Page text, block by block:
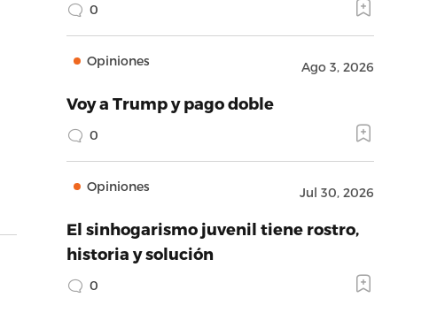
0
Opiniones Ago 3, 2026
Voy a Trump y pago doble
0
Opiniones Jul 30, 2026
El sinhogarismo juvenil tiene rostro,
historia y solución
0